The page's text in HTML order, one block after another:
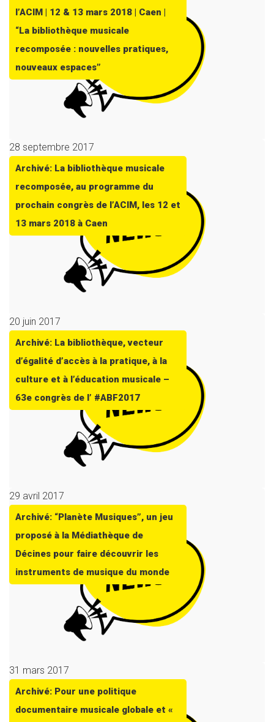
l’ACIM | 12 & 13 mars 2018 | Caen |
“La bibliothèque musicale
recomposée : nouvelles pratiques,
nouveaux espaces”
28 septembre 2017
Archivé: La bibliothèque musicale
recomposée, au programme du
prochain congrès de l’ACIM, les 12 et
13 mars 2018 à Caen
20 juin 2017
Archivé: La bibliothèque, vecteur
d’égalité d’accès à la pratique, à la
culture et à l’éducation musicale –
63e congrès de l’ #ABF2017
29 avril 2017
Archivé: “Planète Musiques”, un jeu
proposé à la Médiathèque de
Décines pour faire découvrir les
instruments de musique du monde
31 mars 2017
Archivé: Pour une politique
documentaire musicale globale et «